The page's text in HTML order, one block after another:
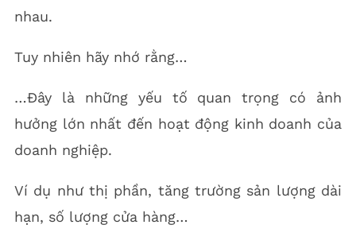
nhau.
Tuy nhiên hãy nhớ rằng…
…Đây là những yếu tố quan trọng có ảnh
hưởng lớn nhất đến hoạt động kinh doanh của
doanh nghiệp.
Ví dụ như thị phần, tăng trường sản lượng dài
hạn, số lượng cửa hàng…